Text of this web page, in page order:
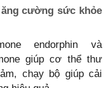
cường sức khỏe
endorphin và
giúp cơ thể thư
chạy bộ giúp cải